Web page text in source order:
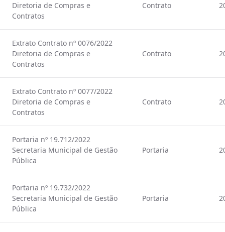
Diretoria de Compras e
Contratos
Contrato
Extrato Contrato nº 0076/2022
Diretoria de Compras e
Contratos
Contrato
Extrato Contrato nº 0077/2022
Diretoria de Compras e
Contratos
Contrato
Portaria nº 19.712/2022
Secretaria Municipal de Gestão
Pública
Portaria
Portaria nº 19.732/2022
Secretaria Municipal de Gestão
Pública
Portaria